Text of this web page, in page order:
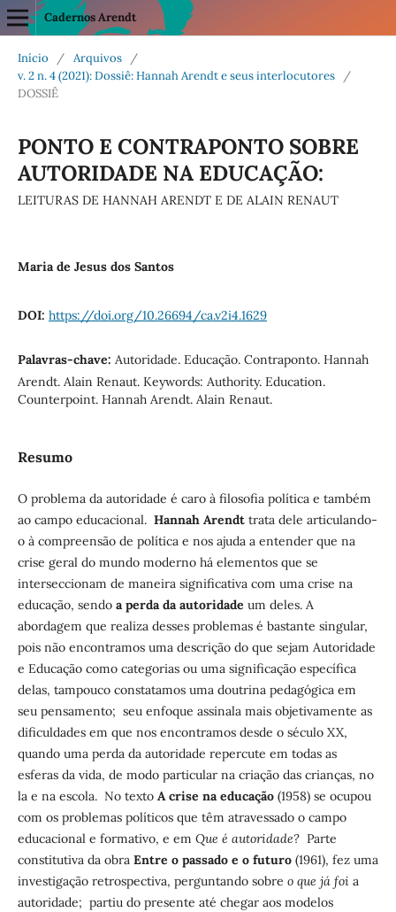
Cadernos Arendt
Início / Arquivos
/
v. 2 n. 4 (2021): Dossiê: Hannah Arendt e seus interlocutores
/
DOSSIÊ
PONTO E CONTRAPONTO SOBRE
AUTORIDADE NA EDUCAÇÃO:
LEITURAS DE HANNAH ARENDT E DE ALAIN RENAUT
Maria de Jesus dos Santos
DOI: https://doi.org/10.26694/ca.v2i4.1629
Palavras-chave: Autoridade. Educação. Contraponto. Hannah
Arendt. Alain Renaut. Keywords: Authority. Education.
Counterpoint. Hannah Arendt. Alain Renaut.
Resumo
O problema da autoridade é caro à filosofia política e também
ao campo educacional. Hannah Arendttrata dele articulando-
o à compreensão de política e nos ajuda a entender que na
crise geral do mundo moderno há elementos que se
interseccionam de maneira significativa com uma crise na
educação, sendoa perda da autoridade um deles. A
abordagem que realiza desses problemas é bastante singular,
pois não encontramos uma descrição do que sejam Autoridade
e Educação como categorias ou uma significação específica
delas, tampouco constatamos uma doutrina pedagógica em
seu pensamento; seu enfoque assinala mais objetivamente as
dificuldades em que nos encontramos desde o século XX,
quando uma perda da autoridade repercute em todas as
esferas da vida, de modo particular na criação das crianças, no
la e na escola. No textoA crise na educação(1958) se ocupou
com os problemas políticos que têm atravessado o campo
educacional e formativo, e em Que é autoridade?Parte
constitutiva da obra Entre o passado e o futuro(1961), fez uma
investigação retrospectiva, perguntando sobre o que já foia
autoridade; partiu do presente até chegar aos modelos